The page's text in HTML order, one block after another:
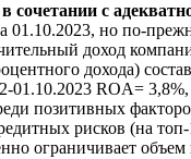
сочетании с
но по-
доход
дохода)
ROA=
позитивных
рисков (на
ограничивает